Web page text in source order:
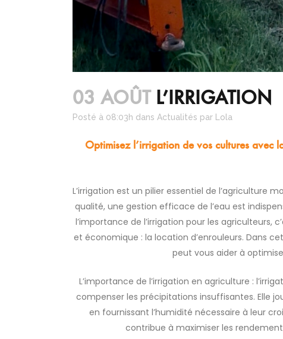
03 AOÛTL’IRRIGATION
Posté à 08:03h dans Actualités par Lola
Optimisez l’irrigation de vos cultures avec
L’irrigation est un pilier essentiel de l’agriculture
qualité, une gestion efficace de l’eau est
l’importance de l’irrigation pour les agriculteurs,
et économique : la location d’enrouleurs. Dans
peut vous aider à
L’importance de l’irrigation en agriculture :
compenser les précipitations insuffisantes. Elle
en fournissant l’humidité nécessaire à leur
contribue à maximiser les